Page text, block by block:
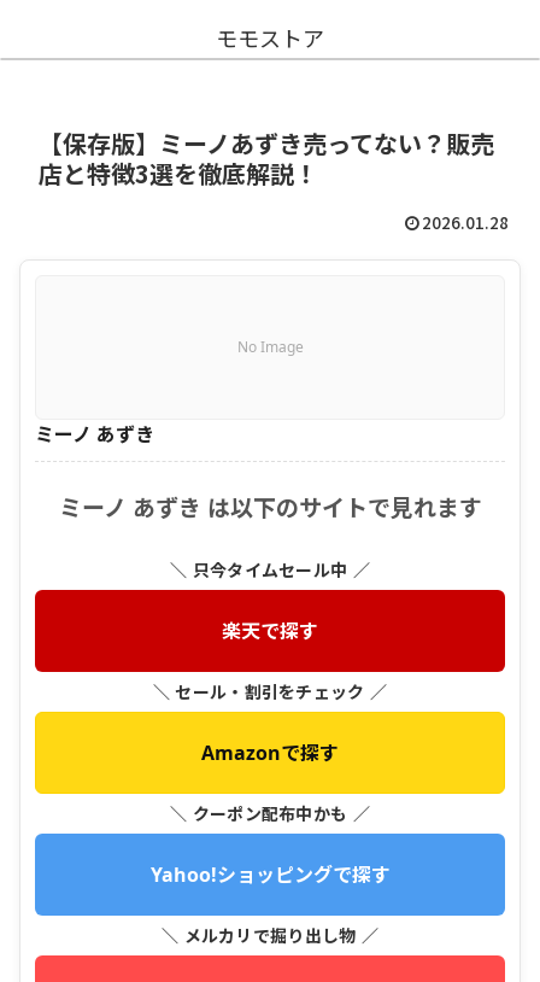
モモストア
【保存版】ミーノあずき売ってない？販売
店と特徴3選を徹底解説！
2026.01.28
No Image
ミーノ あずき
ミーノ あずき は以下のサイトで見れます
＼ 只今タイムセール中 ／
楽天で探す
＼ セール・割引をチェック ／
Amazonで探す
＼ クーポン配布中かも ／
Yahoo!ショッピングで探す
＼ メルカリで掘り出し物 ／